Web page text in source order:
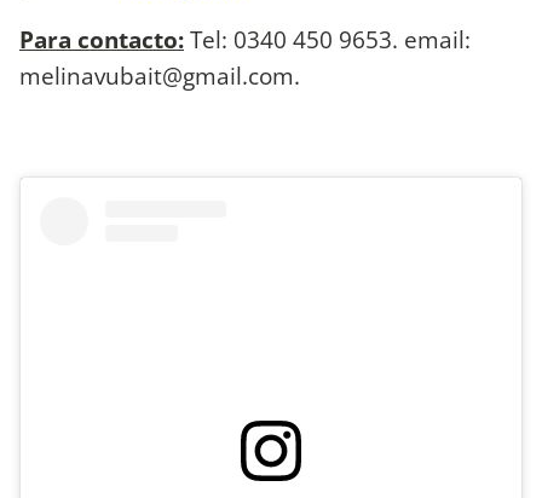
Para contacto:Tel: 0340 450 9653. email:
melinavubait@gmail.com.